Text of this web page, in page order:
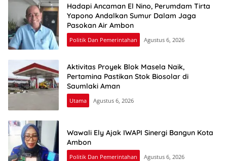
Hadapi Ancaman El Nino, Perumdam Tirta
Yapono Andalkan Sumur Dalam Jaga
Pasokan Air Ambon
Politik Dan Pemerintahan Agustus 6, 2026
Aktivitas Proyek Blok Masela Naik,
Pertamina Pastikan Stok Biosolar di
Saumlaki Aman
Utama Agustus 6, 2026
Wawali Ely Ajak IWAPI Sinergi Bangun Kota
Ambon
Politik Dan Pemerintahan Agustus 6, 2026